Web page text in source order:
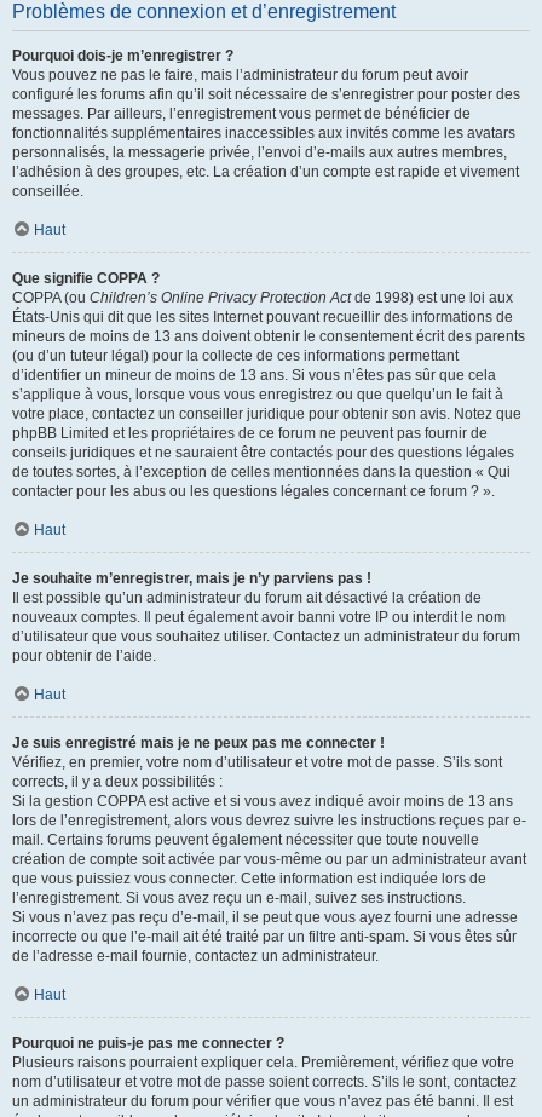
Problèmes de connexion et d’enregistrement
Pourquoi dois-je m’enregistrer ?
Vous pouvez ne pas le faire, mais l’administrateur du forum peut avoir
configuré les forums afin qu’il soit nécessaire de s’enregistrer pour poster des
messages. Par ailleurs, l’enregistrement vous permet de bénéficier de
fonctionnalités supplémentaires inaccessibles aux invités comme les avatars
personnalisés, la messagerie privée, l’envoi d’e-mails aux autres membres,
l’adhésion à des groupes, etc. La création d’un compte est rapide et vivement
conseillée.
Haut
Que signifie COPPA ?
COPPA (ou Children’s Online Privacy Protection Actde 1998) est une loi aux
États-Unis qui dit que les sites Internet pouvant recueillir des informations de
mineurs de moins de 13 ans doivent obtenir le consentement écrit des parents
(ou d’un tuteur légal) pour la collecte de ces informations permettant
d’identifier un mineur de moins de 13 ans. Si vous n’êtes pas sûr que cela
s’applique à vous, lorsque vous vous enregistrez ou que quelqu’un le fait à
votre place, contactez un conseiller juridique pour obtenir son avis. Notez que
phpBB Limited et les propriétaires de ce forum ne peuvent pas fournir de
conseils juridiques et ne sauraient être contactés pour des questions légales
de toutes sortes, à l’exception de celles mentionnées dans la question « Qui
contacter pour les abus ou les questions légales concernant ce forum ? ».
Haut
Je souhaite m’enregistrer, mais je n’y parviens pas !
Il est possible qu’un administrateur du forum ait désactivé la création de
nouveaux comptes. Il peut également avoir banni votre IP ou interdit le nom
d’utilisateur que vous souhaitez utiliser. Contactez un administrateur du forum
pour obtenir de l’aide.
Haut
Je suis enregistré mais je ne peux pas me connecter !
Vérifiez, en premier, votre nom d’utilisateur et votre mot de passe. S’ils sont
corrects, il y a deux possibilités :
Si la gestion COPPA est active et si vous avez indiqué avoir moins de 13 ans
lors de l’enregistrement, alors vous devrez suivre les instructions reçues par e-
mail. Certains forums peuvent également nécessiter que toute nouvelle
création de compte soit activée par vous-même ou par un administrateur avant
que vous puissiez vous connecter. Cette information est indiquée lors de
l’enregistrement. Si vous avez reçu un e-mail, suivez ses instructions.
Si vous n’avez pas reçu d’e-mail, il se peut que vous ayez fourni une adresse
incorrecte ou que l’e-mail ait été traité par un filtre anti-spam. Si vous êtes sûr
de l’adresse e-mail fournie, contactez un administrateur.
Haut
Pourquoi ne puis-je pas me connecter ?
Plusieurs raisons pourraient expliquer cela. Premièrement, vérifiez que votre
nom d’utilisateur et votre mot de passe soient corrects. S’ils le sont, contactez
un administrateur du forum pour vérifier que vous n’avez pas été banni. Il est